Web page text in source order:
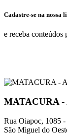
Cadastre-se na nossa
e receba conteúdos
MATACURA -
Rua Oiapoc, 1085
São Miguel do